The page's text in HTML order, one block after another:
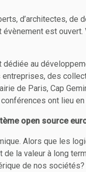
d’architectes, de
est ouvert.
dédiée au
entreprises, des
de Paris, Cap
ont lieu en
open source
Alors que les
la valeur à long
de nos